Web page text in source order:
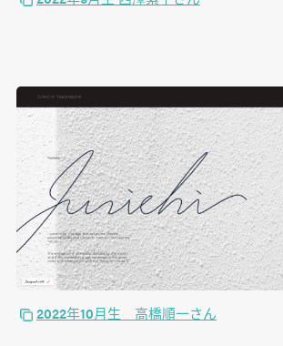
2022年10月生 高橋順一さん